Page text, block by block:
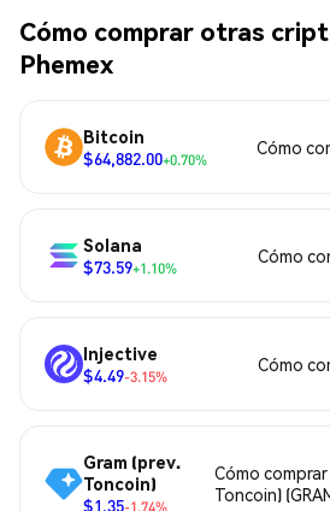
Cómo comprar otras
Phemex
Bitcoin
$64,882.00+0.70%
Cómo
Solana
$73.59+1.10%
Cómo
Injective
$4.49-3.15%
Cómo
Gram (prev.
Toncoin)
$1.35-1.74%
Cómo comprar
Toncoin)